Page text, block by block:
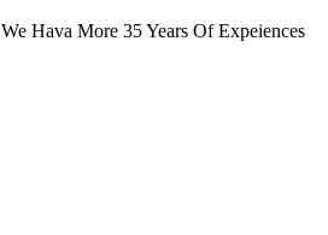
We Hava More 35 Years Of Expeiences